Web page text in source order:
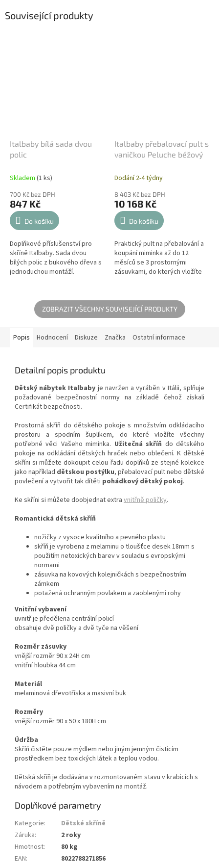
Související produkty
Italbaby bílá sada dvou
polic
Skladem (1 ks)
700 Kč bez DPH
847 Kč
Do košíku
Doplňkové příslušenství pro
skříně Italbaby. Sada dvou
bílých polic z bukového dřeva s
jednoduchou montáží.
Italbaby přebalovací pult s
vaničkou Peluche béžový
Dodání 2-4 týdny
8 403 Kč bez DPH
10 168 Kč
Do košíku
Praktický pult na přebalování a
koupání miminka až do 12
měsíců se 3 prostornými
zásuvkami, do kterých vložíte
ZOBRAZIT VŠECHNY SOUVISEJÍCÍ PRODUKTY
Popis Hodnocení Diskuze Značka Ostatní informace
Detailní popis produktu
Dětský nábytek Italbaby je navržen a vyráběn v Itálii, splňuje
požadované bezpečnostní normy na základě čehož získali
Certifikát bezpečnosti.
Prostorná skříň do dětského pokoje s množstvím odkládacího
prostoru a spodním šuplíkem, do které vložíte všechny
potřebné věci Vašeho miminka. Užitečná skříň do dětského
pokoje na odkládání dětských hraček nebo oblečení. K dětské
skříni si můžete dokoupit celou řadu doplňků ze stejné kolekce
jako například dětskou postýlku, přebalovací pult nebo dětské
povlečení a vytvořit tak dítěti pohádkový dětský pokoj.
Ke skříni si můžete doobjednat extra vnitřně poličky.
Romantická dětská skříň
nožičky z vysoce kvalitního a pevného plastu
skříň je vyrobena z melaminu o tloušťce desek 18mm s
použitím netoxických barev v souladu s evropskými
normami
zásuvka na kovových kolejničkách s bezpečnostním
zámkem
potažená ochranným povlakem a zaoblenými rohy
Vnitřní vybavení
uvnitř je předělena centrální policí
obsahuje dvě poličky a dvě tyče na věšení
Rozměr zásuvky
vnější rozměr 90 x 24H cm
vnitřní hloubka 44 cm
Materiál
melaminová dřevotříska a masivní buk
Rozměry
vnější rozměr 90 x 50 x 180H cm
Údržba
Skříň čistěte pouze mýdlem nebo jiným jemným čisticím
prostředkem bez toxických látek a teplou vodou.
Dětská skříň je dodávána v rozmontovaném stavu v krabicích s
návodem a potřebným vybavením na montáž.
Doplňkové parametry
Kategorie:
Dětské skříně
Záruka:
2 roky
Hmotnost:
80 kg
EAN:
8022788271856